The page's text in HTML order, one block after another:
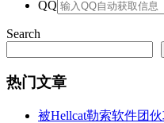
QQ
Search
热门文章
被Hellcat勒索软件团